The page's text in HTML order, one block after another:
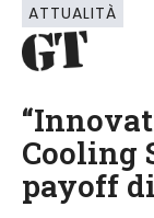
ATTUALITÀ
Cooling
payoff